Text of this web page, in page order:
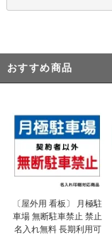
おすすめ商品
〔屋外用 看板〕 月極駐
車場 無断駐車禁止 禁止
名入れ無料 長期利用可